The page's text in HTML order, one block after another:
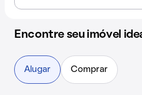
Encontre seu imóvel
Alugar Comprar